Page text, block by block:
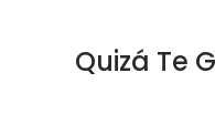
Quizá Te